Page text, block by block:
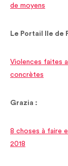
de moyens
Le Portail Ile de
Violences faites
concrètes
Grazia :
8 choses à faire
2018